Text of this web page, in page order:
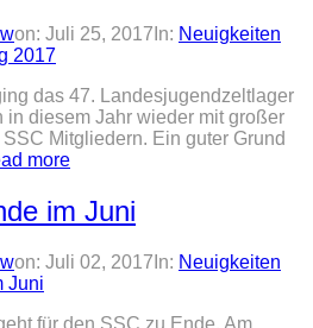
on: Juli 25, 2017 In: Neuigkeiten
das 47. Landesjugendzeltlager
in diesem Jahr wieder mit großer
Mitgliedern. Ein guter Grund
more
im Juni
on: Juli 02, 2017 In: Neuigkeiten
für den SSC zu Ende. Am